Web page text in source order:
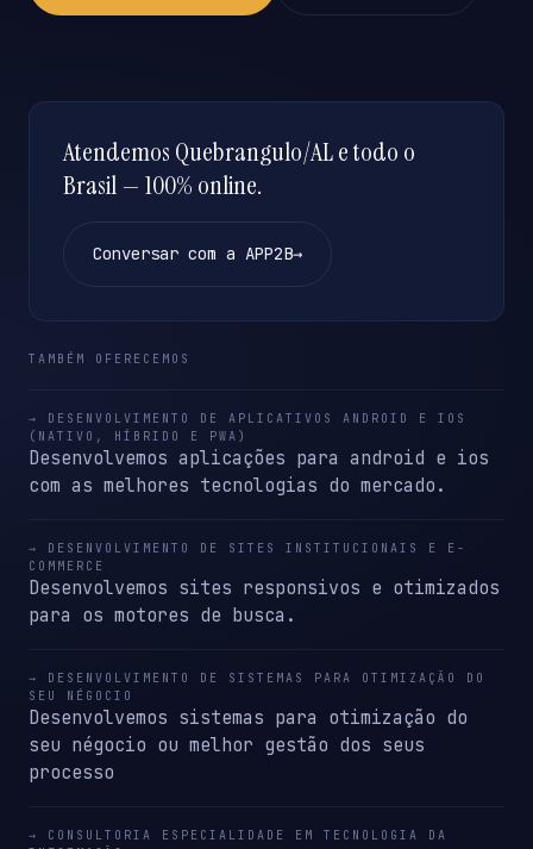
Atendemos Quebrangulo/AL e todo o
Brasil — 100% online.
Conversar com a APP2B→
TAMBÉM OFERECEMOS
→ DESENVOLVIMENTO DE APLICATIVOS ANDROID E IOS
(NATIVO, HÍBRIDO E PWA)
Desenvolvemos aplicações para android e ios
com as melhores tecnologias do mercado.
→ DESENVOLVIMENTO DE SITES INSTITUCIONAIS E E-
COMMERCE
Desenvolvemos sites responsivos e otimizados
para os motores de busca.
→ DESENVOLVIMENTO DE SISTEMAS PARA OTIMIZAÇÃO DO
SEU NÉGOCIO
Desenvolvemos sistemas para otimização do
seu négocio ou melhor gestão dos seus
processo
→ CONSULTORIA ESPECIALIDADE EM TECNOLOGIA DA